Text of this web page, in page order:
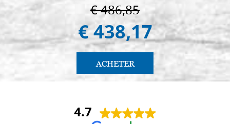
€ 486,85
€ 438,17
ACHETER
4.7